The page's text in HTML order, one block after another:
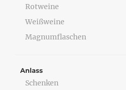
Rotweine
Weißweine
Magnumflaschen
Anlass
Schenken